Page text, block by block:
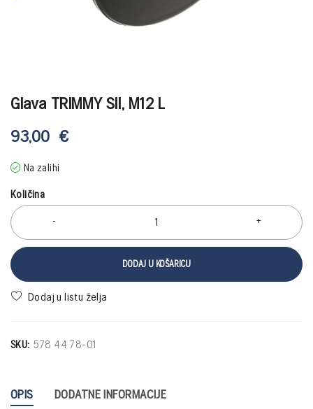
Glava TRIMMY SII, M12 L
93,00 €
Na zalihi
Količina
DODAJ U KOŠARICU
SKU: 578 44 78-01
OPIS DODATNE INFORMACIJE